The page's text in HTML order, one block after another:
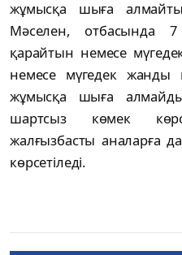
жұмысқа шыға
Мәселен, отбасында
қарайтын немесе
немесе мүгедек жанды
жұмысқа шыға
шартсыз көмек
жалғызбасты аналарға
көрсетіледі.